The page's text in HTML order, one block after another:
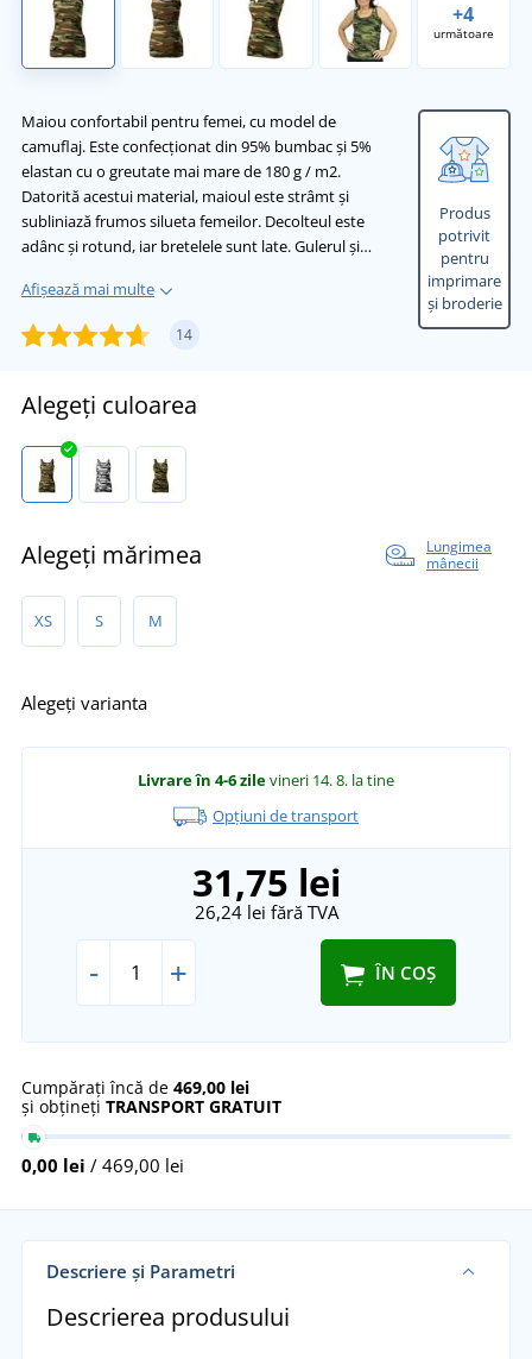
+4
următoare
Maiou confortabil pentru femei, cu model de
camuflaj. Este confecționat din 95% bumbac și 5%
elastan cu o greutate mai mare de 180 g / m2.
Datorită acestui material, maioul este strâmt și
subliniază frumos silueta femeilor. Decolteul este
adânc și rotund, iar bretelele sunt late. Gulerul și…
Afișează mai multe
14
Produs
potrivit
pentru
imprimare
și broderie
Alegeți culoarea
Alegeți mărimea
Lungimea
mânecii
XS S M
Alegeți varianta
Livrare în 4-6 zilevineri 14. 8. la tine
Opțiuni de transport
31,75 lei
26,24 lei fără TVA
- + ÎN COȘ
Cumpărați încă de 469,00 lei
și obțineți TRANSPORT GRATUIT
0,00 lei / 469,00 lei
Descriere și Parametri
Descrierea produsului